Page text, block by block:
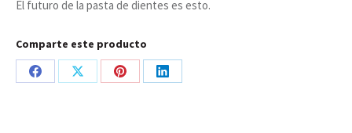
El futuro de la pasta de dientes es esto.
Comparte este producto
Share
Share
Share
Share